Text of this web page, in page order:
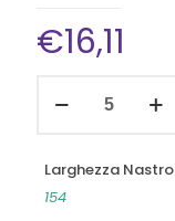
€16,11
Nero
450m
Larghezza Nastro
154